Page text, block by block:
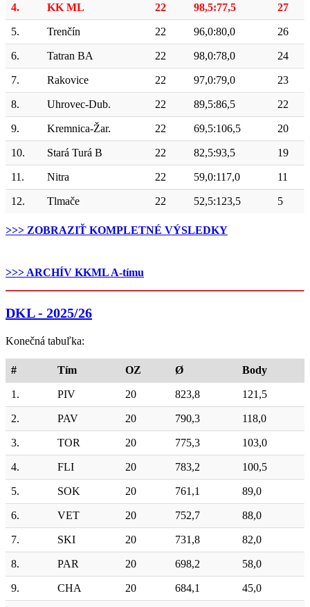
4. KK ML 22 98,5:77,5 27
5. Trenčín 22 96,0:80,0 26
6. Tatran BA 22 98,0:78,0 24
7. Rakovice 22 97,0:79,0 23
8. Uhrovec-Dub. 22 89,5:86,5 22
9. Kremnica-Žar. 22 69,5:106,5 20
10. Stará Turá B 22 82,5:93,5 19
11. Nitra 22 59,0:117,0 11
12. Tlmače 22 52,5:123,5 5
>>> ZOBRAZIŤ KOMPLETNÉ VÝSLEDKY
>>> ARCHÍV KKML A-tímu
DKL - 2025/26
Konečná tabuľka:
# Tím OZ Ø Body
1. PIV 20 823,8 121,5
2. PAV 20 790,3 118,0
3. TOR 20 775,3 103,0
4. FLI 20 783,2 100,5
5. SOK 20 761,1 89,0
6. VET 20 752,7 88,0
7. SKI 20 731,8 82,0
8. PAR 20 698,2 58,0
9. CHA 20 684,1 45,0